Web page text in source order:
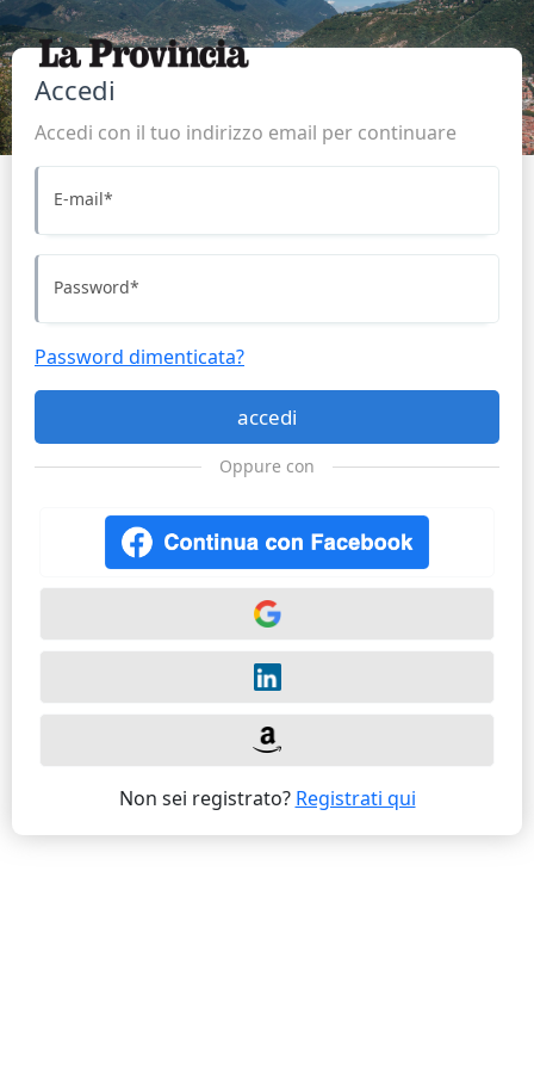
Accedi
Accedi con il tuo indirizzo email per continuare
E-mail*
Password*
Password dimenticata?
accedi
Oppure con
Non sei registrato? Registrati qui